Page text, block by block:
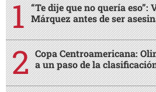
“Te dije que no quería eso”:
Márquez antes de ser
Copa Centroamericana:
a un paso de la